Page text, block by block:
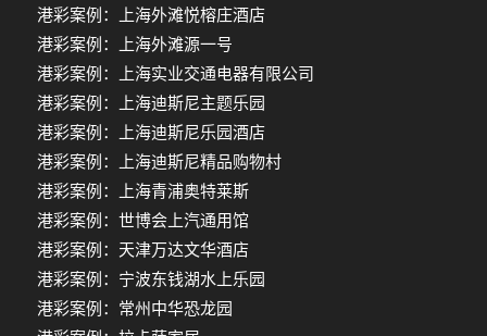
港彩案例：上海外滩悦榕庄酒店
港彩案例：上海外滩源一号
港彩案例：上海实业交通电器有限公司
港彩案例：上海迪斯尼主题乐园
港彩案例：上海迪斯尼乐园酒店
港彩案例：上海迪斯尼精品购物村
港彩案例：上海青浦奥特莱斯
港彩案例：世博会上汽通用馆
港彩案例：天津万达文华酒店
港彩案例：宁波东钱湖水上乐园
港彩案例：常州中华恐龙园